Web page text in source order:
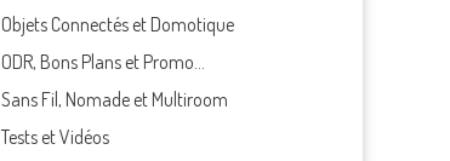
Objets Connectés et Domotique
ODR, Bons Plans et Promo…
Sans Fil, Nomade et Multiroom
Tests et Vidéos